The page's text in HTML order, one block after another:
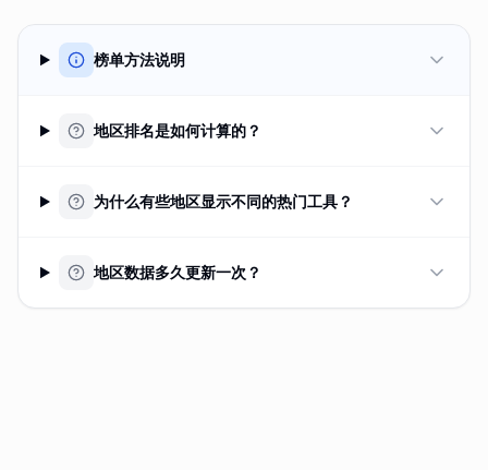
榜单方法说明
地区排名是如何计算的？
为什么有些地区显示不同的热门工具？
地区数据多久更新一次？